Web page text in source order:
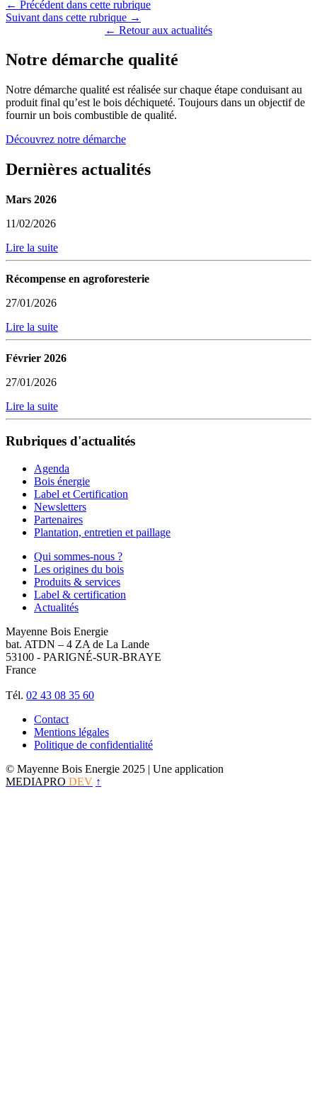
← Précédent dans cette rubrique
Suivant dans cette rubrique →
← Retour aux actualités
Notre démarche qualité
Notre démarche qualité est réalisée sur chaque étape conduisant au
produit final qu’est le bois déchiqueté. Toujours dans un objectif de
fournir un bois combustible de qualité.
Découvrez notre démarche
Dernières actualités
Mars 2026
11/02/2026
Lire la suite
Récompense en agroforesterie
27/01/2026
Lire la suite
Février 2026
27/01/2026
Lire la suite
Rubriques d'actualités
Agenda
Bois énergie
Label et Certification
Newsletters
Partenaires
Plantation, entretien et paillage
Qui sommes-nous ?
Les origines du bois
Produits & services
Label & certification
Actualités
Mayenne Bois Energie
bat. ATDN – 4 ZA de La Lande
53100 - PARIGNÉ-SUR-BRAYE
France
Tél. 02 43 08 35 60
Contact
Mentions légales
Politique de confidentialité
© Mayenne Bois Energie 2025 | Une application
MEDIAPRO DEV ↑